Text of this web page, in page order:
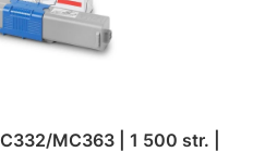
MC363 | 1 500 str. |